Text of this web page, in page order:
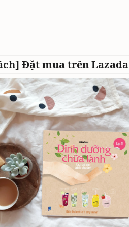
Đặt mua trên Lazada